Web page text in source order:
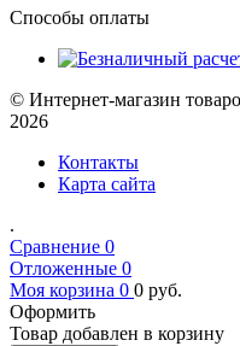
Способы оплаты
© Интернет-магазин
2026
Контакты
Карта сайта
.
Сравнение 0
Отложенные 0
Моя корзина 0 0 руб.
Оформить
Товар добавлен в корзину